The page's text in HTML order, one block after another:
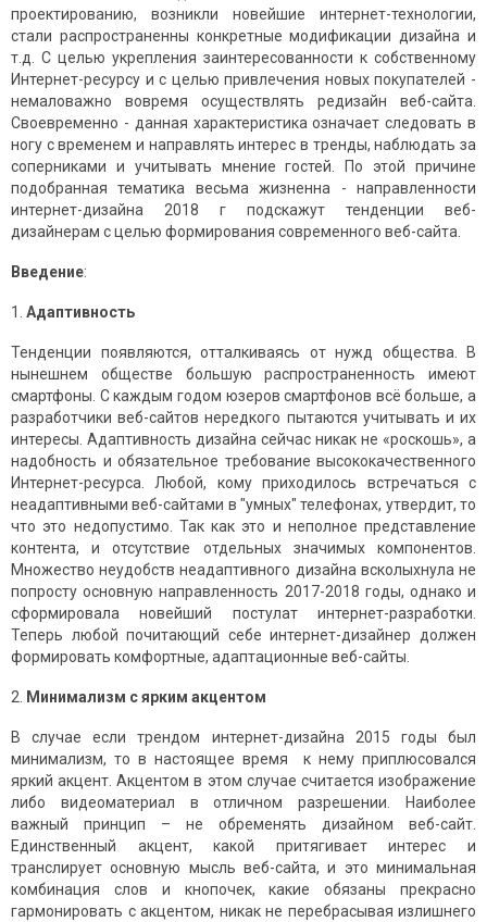
проектированию, возникли новейшие интернет-технологии,
стали распространенны конкретные модификации дизайна и
т.д. С целью укрепления заинтересованности к собственному
Интернет-ресурсу и с целью привлечения новых покупателей -
немаловажно вовремя осуществлять редизайн веб-сайта.
Своевременно - данная характеристика означает следовать в
ногу с временем и направлять интерес в тренды, наблюдать за
соперниками и учитывать мнение гостей. По этой причине
подобранная тематика весьма жизненна - направленности
интернет-дизайна 2018 г подскажут тенденции веб-
дизайнерам с целью формирования современного веб-сайта.
Введение:
1. Адаптивность
Тенденции появляются, отталкиваясь от нужд общества. В
нынешнем обществе большую распространенность имеют
смартфоны. С каждым годом юзеров смартфонов всё больше, а
разработчики веб-сайтов нередкого пытаются учитывать и их
интересы. Адаптивность дизайна сейчас никак не «роскошь», а
надобность и обязательное требование высококачественного
Интернет-ресурса. Любой, кому приходилось встречаться с
неадаптивными веб-сайтами в "умных" телефонах, утвердит, то
что это недопустимо. Так как это и неполное представление
контента, и отсутствие отдельных значимых компонентов.
Множество неудобств неадаптивного дизайна всколыхнула не
попросту основную направленность 2017-2018 годы, однако и
сформировала новейший постулат интернет-разработки.
Теперь любой почитающий себе интернет-дизайнер должен
формировать комфортные, адаптационные веб-сайты.
2. Минимализм с ярким акцентом
В случае если трендом интернет-дизайна 2015 годы был
минимализм, то в настоящее время к нему приплюсовался
яркий акцент. Акцентом в этом случае считается изображение
либо видеоматериал в отличном разрешении. Наиболее
важный принцип – не обременять дизайном веб-сайт.
Единственный акцент, какой притягивает интерес и
транслирует основную мысль веб-сайта, и это минимальная
комбинация слов и кнопочек, какие обязаны прекрасно
гармонировать с акцентом, никак не перебрасывая излишнего